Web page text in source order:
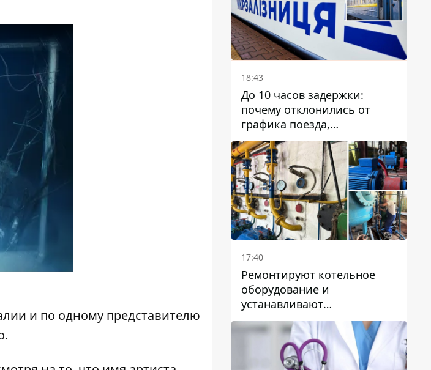
и по одному представителю
преступную организацию
18:43
До 10 часов задержки:
почему отклонились от
графика поезда,
курсирующие через Днепр
и область
17:40
Ремонтируют котельное
оборудование и
устанавливают
генераторные установки:
как в Днепре готовятся к
отопительному сезону